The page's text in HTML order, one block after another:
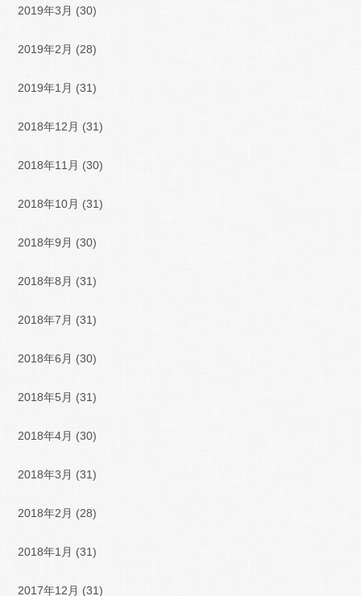
2019年3月 (30)
2019年2月 (28)
2019年1月 (31)
2018年12月 (31)
2018年11月 (30)
2018年10月 (31)
2018年9月 (30)
2018年8月 (31)
2018年7月 (31)
2018年6月 (30)
2018年5月 (31)
2018年4月 (30)
2018年3月 (31)
2018年2月 (28)
2018年1月 (31)
2017年12月 (31)